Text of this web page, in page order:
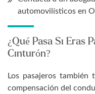
automovilísticos en
¿Qué Pasa Si Eras
Cinturón?
Los pasajeros también
compensación del